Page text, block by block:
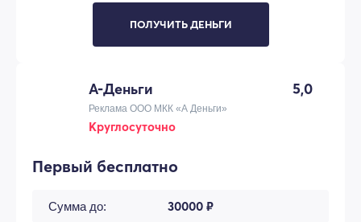
ПОЛУЧИТЬ ДЕНЬГИ
А-Деньги 5,0
Реклама ООО МКК «А Деньги»
Круглосуточно
Первый бесплатно
Сумма до: 30000 ₽